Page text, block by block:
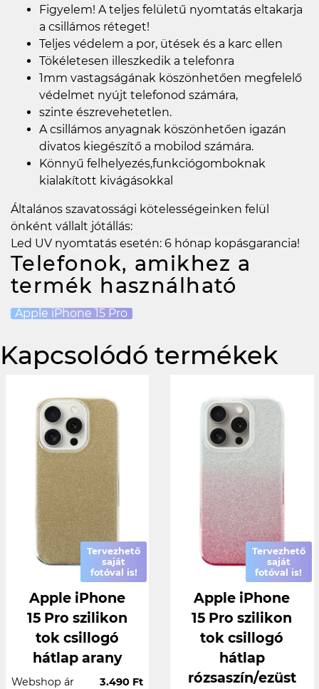
Figyelem! A teljes felületű nyomtatás eltakarja
a csillámos réteget!
Teljes védelem a por, ütések és a karc ellen
Tökéletesen illeszkedik a telefonra
1mm vastagságának köszönhetően megfelelő
védelmet nyújt telefonod számára,
szinte észrevehetetlen.
A csillámos anyagnak köszönhetően igazán
divatos kiegészítő a mobilod számára.
Könnyű felhelyezés,funkciógomboknak
kialakított kivágásokkal
Általános szavatossági kötelességeinken felül
önként vállalt jótállás:
Led UV nyomtatás esetén: 6 hónap kopásgarancia!
Telefonok, amikhez a
termék használható
Apple iPhone 15 Pro
Kapcsolódó termékek
Tervezhető
saját
fotóval is!
Apple iPhone
15 Pro szilikon
tok csillogó
hátlap arany
Webshop ár 3.490 Ft
Tervezhető
saját
fotóval is!
Apple iPhone
15 Pro szilikon
tok csillogó
hátlap
rózsaszín/ezüst